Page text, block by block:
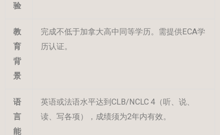
验
教
育
背
景
完成不低于加拿大高中同等学历。需提供ECA学
历认证。
语
言
能
英语或法语水平达到CLB/NCLC 4（听、说、
读、写各项），成绩须为2年内有效。